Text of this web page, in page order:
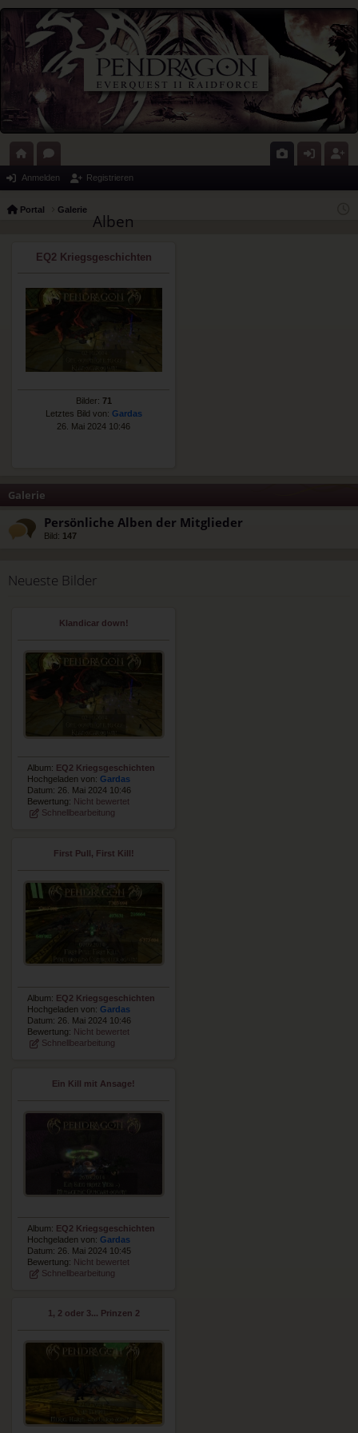
ort or
Anmelden Registrieren
Portal Galerie
Alben
EQ2 Kriegsgeschichten
Bilder: 71
Letztes Bild von: Gardas
26. Mai 2024 10:46
Galerie
Persönliche Alben der Mitglieder
Bild: 147
Neueste Bilder
Klandicar down!
Album: EQ2 Kriegsgeschichten
Hochgeladen von: Gardas
Datum: 26. Mai 2024 10:46
Bewertung: Nicht bewertet
Schnellbearbeitung
First Pull, First Kill!
Album: EQ2 Kriegsgeschichten
Hochgeladen von: Gardas
Datum: 26. Mai 2024 10:46
Bewertung: Nicht bewertet
Schnellbearbeitung
Ein Kill mit Ansage!
Album: EQ2 Kriegsgeschichten
Hochgeladen von: Gardas
Datum: 26. Mai 2024 10:45
Bewertung: Nicht bewertet
Schnellbearbeitung
1, 2 oder 3... Prinzen 2